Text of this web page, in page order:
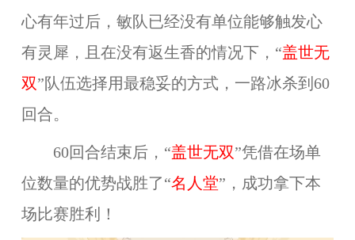
心有年过后，敏队已经没有单位能够触发心
有灵犀，且在没有返生香的情况下，“盖世无
双”队伍选择用最稳妥的方式，一路冰杀到60
回合。
60回合结束后，“盖世无双”凭借在场单
位数量的优势战胜了“名人堂”，成功拿下本
场比赛胜利！